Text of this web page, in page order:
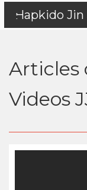
Hapkido
Articles
Videos